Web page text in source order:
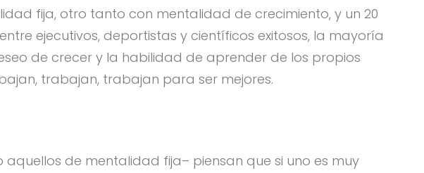
fija, otro tanto con mentalidad de crecimiento, y un 20
ejecutivos, deportistas y científicos exitosos, la mayoría
de crecer y la habilidad de aprender de los propios
trabajan, trabajan para ser mejores.
de mentalidad fija– piensan que si uno es muy